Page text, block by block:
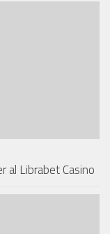
al Librabet Casino